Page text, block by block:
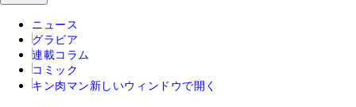
ニュース
グラビア
連載コラム
コミック
キン肉マン 新しいウィンドウで開く